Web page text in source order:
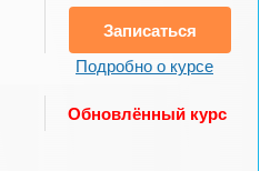
Записаться
Подробно о курсе
Обновлённый курс